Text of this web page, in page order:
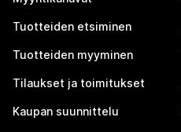
Tuotteiden etsiminen
Tuotteiden myyminen
Tilaukset ja toimitukset
Kaupan suunnittelu